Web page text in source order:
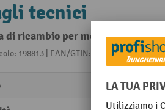
tecnici
di ricambio per mocio in
198813 | EAN/GTIN: 0086876200959